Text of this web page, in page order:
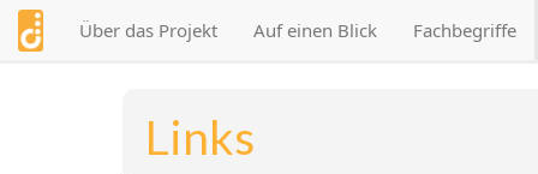
Direkt
zum
Über das Projekt Auf einen Blick Fachbegriffe
Links